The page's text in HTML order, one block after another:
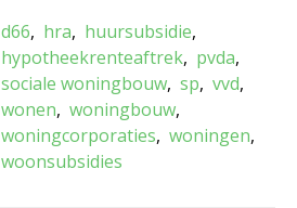
d66 hra
huursubsidie
hypotheekrenteaftrek pvda
sociale woningbouw sp vvd
wonen woningbouw
woningcorporaties woningen
woonsubsidies